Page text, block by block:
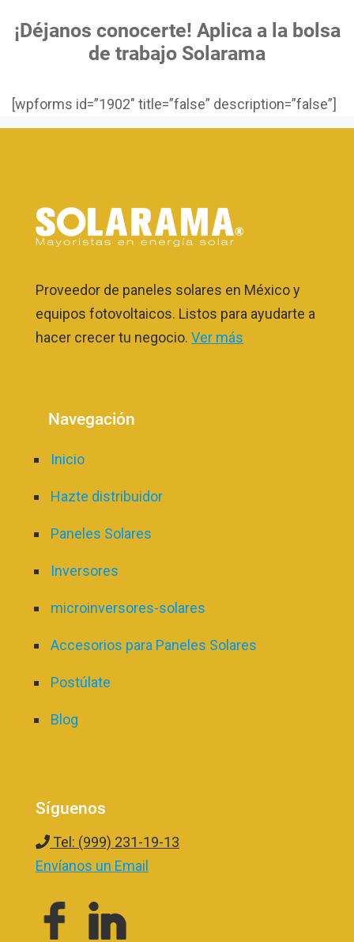
¡Déjanos conocerte! Aplica a la bolsa
de trabajo Solarama
[wpforms id=”1902″ title=”false” description=”false”]
Proveedor de paneles solares en México y
equipos fotovoltaicos. Listos para ayudarte a
hacer crecer tu negocio. Ver más
Navegación
Inicio
Hazte distribuidor
Paneles Solares
Inversores
microinversores-solares
Accesorios para Paneles Solares
Postúlate
Blog
Síguenos
Tel: (999) 231-19-13
Envíanos un Email